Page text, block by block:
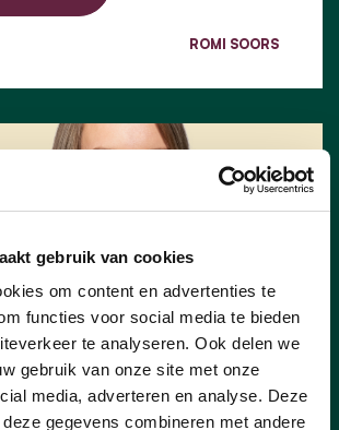
gebruik van cookies
om content en advertenties te
functies voor social media te bieden
te analyseren. Ook delen we
gebruik van onze site met onze
media, adverteren en analyse. Deze
gegevens combineren met andere
ROMI SOORS